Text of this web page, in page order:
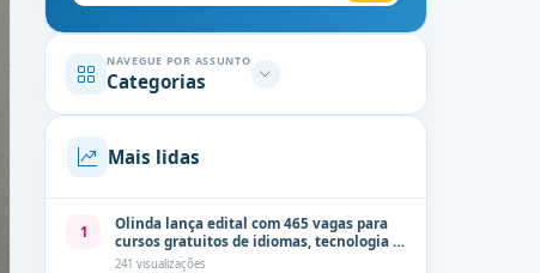
NAVEGUE POR ASSUNTO
Categorias
Mais lidas
1
Olinda lança edital com 465 vagas para
cursos gratuitos de idiomas, tecnologia e
comunicação
241 visualizações